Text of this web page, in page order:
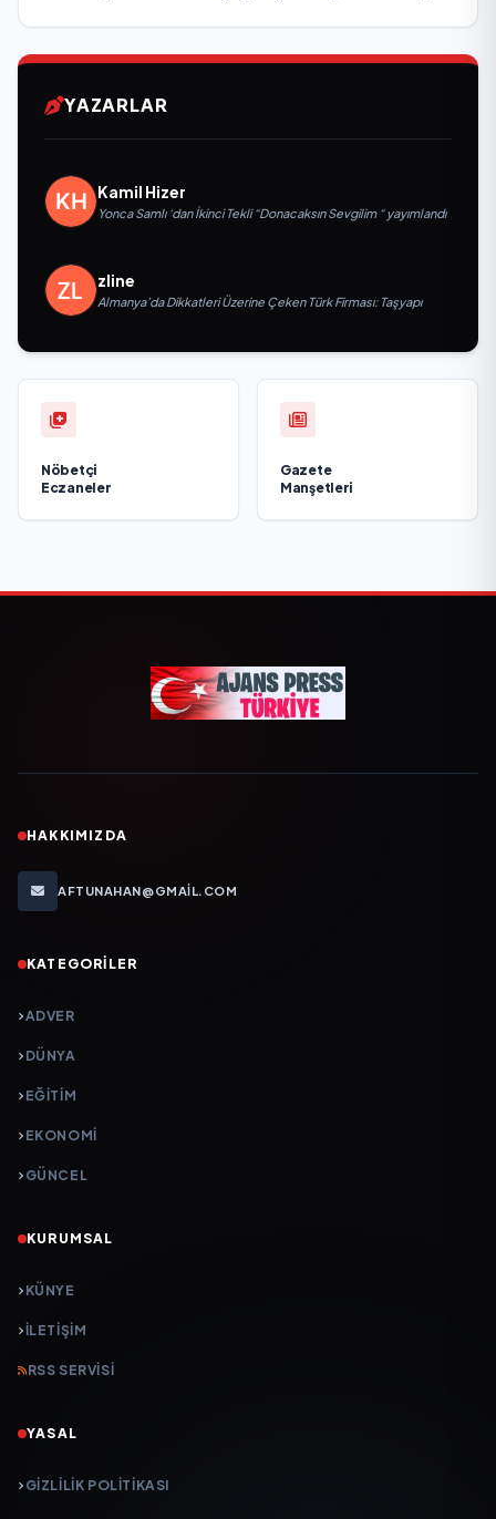
YAZARLAR
Kamil Hizer
Yonca Samlı ‘dan İkinci Tekli “Donacaksın Sevgilim “ yayımlandı
zline
Almanya’da Dikkatleri Üzerine Çeken Türk Firması: Taşyapı
Nöbetçi
Eczaneler
Gazete
Manşetleri
HAKKIMIZDA
AFTUNAHAN@GMAIL.COM
KATEGORILER
ADVER
DÜNYA
EĞİTİM
EKONOMİ
GÜNCEL
KURUMSAL
KÜNYE
İLETIŞIM
RSS SERVISI
YASAL
GIZLILIK POLITIKASI